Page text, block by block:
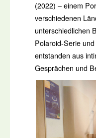
(2022) – einem
verschiedenen
unterschiedlichen
Polaroid-Serie
entstanden aus
Gesprächen und